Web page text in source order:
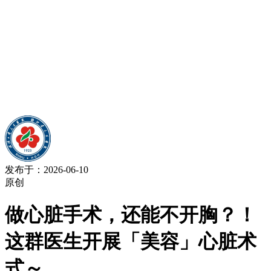
发布于：2026-06-10
原创
做心脏手术，还能不开胸？！
这群医生开展「美容」心脏术